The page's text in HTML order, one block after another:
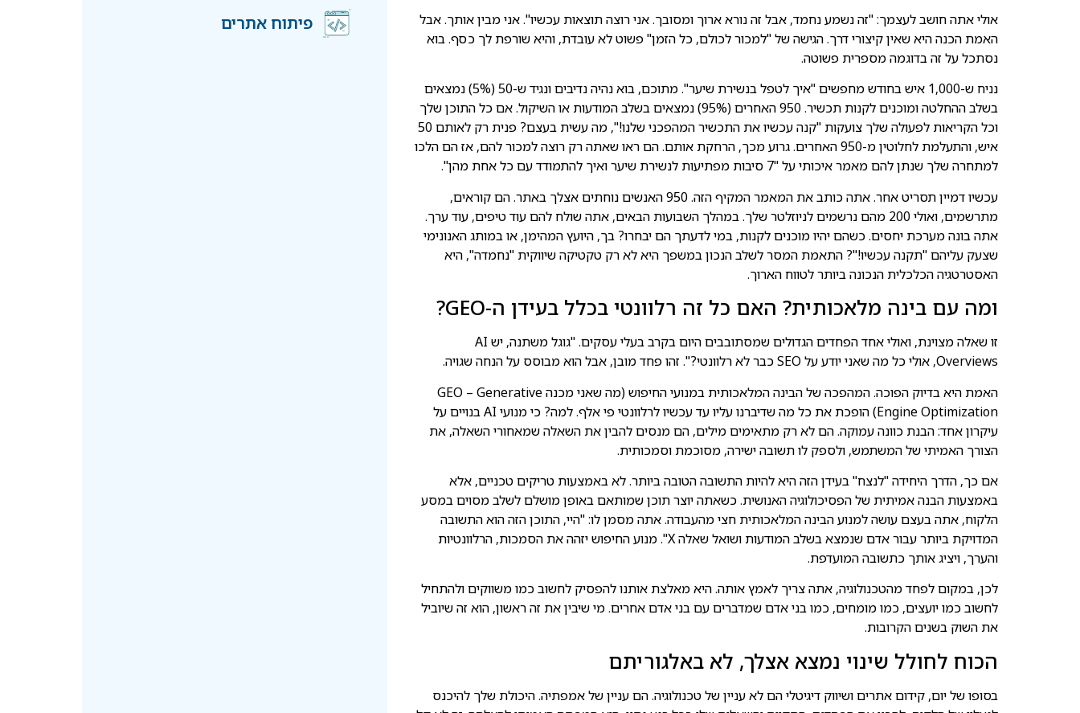
אולי אתה חושב לעצמך: "זה נשמע נחמד, אבל זה נורא ארוך ומסובך. אני רוצה תוצאות עכשיו". אני מבין אותך. אבל
האמת הכנה היא שאין קיצורי דרך. הגישה של "למכור לכולם, כל הזמן" פשוט לא עובדת, והיא שורפת לך כסף. בוא
נסתכל על זה בדוגמה מספרית פשוטה.
נניח ש-1,000 איש בחודש מחפשים "איך לטפל בנשירת שיער". מתוכם, בוא נהיה נדיבים ונגיד ש-50 (5%) נמצאים
בשלב ההחלטה ומוכנים לקנות תכשיר. 950 האחרים (95%) נמצאים בשלב המודעות או השיקול. אם כל התוכן שלך
וכל הקריאות לפעולה שלך צועקות "קנה עכשיו את התכשיר המהפכני שלנו!", מה עשית בעצם? פנית רק לאותם 50
איש, והתעלמת לחלוטין מ-950 האחרים. גרוע מכך, הרחקת אותם. הם ראו שאתה רק רוצה למכור להם, אז הם הלכו
למתחרה שלך שנתן להם מאמר איכותי על "7 סיבות מפתיעות לנשירת שיער ואיך להתמודד עם כל אחת מהן".
עכשיו דמיין תסריט אחר. אתה כותב את המאמר המקיף הזה. 950 האנשים נוחתים אצלך באתר. הם קוראים,
מתרשמים, ואולי 200 מהם נרשמים לניוזלטר שלך. במהלך השבועות הבאים, אתה שולח להם עוד טיפים, עוד ערך.
אתה בונה מערכת יחסים. כשהם יהיו מוכנים לקנות, במי לדעתך הם יבחרו? בך, היועץ המהימן, או במותג האנונימי
שצעק עליהם "תקנה עכשיו!"? התאמת המסר לשלב הנכון במשפך היא לא רק טקטיקה שיווקית "נחמדה", היא
האסטרטגיה הכלכלית הנכונה ביותר לטווח הארוך.
ומה עם בינה מלאכותית? האם כל זה רלוונטי בכלל בעידן ה-GEO?
זו שאלה מצוינת, ואולי אחד הפחדים הגדולים שמסתובבים היום בקרב בעלי עסקים. "גוגל משתנה, יש AI
Overviews, אולי כל מה שאני יודע על SEO כבר לא רלוונטי?". זהו פחד מובן, אבל הוא מבוסס על הנחה שגויה.
האמת היא בדיוק הפוכה. המהפכה של הבינה המלאכותית במנועי החיפוש (מה שאני מכנה GEO – Generative
Engine Optimization) הופכת את כל מה שדיברנו עליו עד עכשיו לרלוונטי פי אלף. למה? כי מנועי AI בנויים על
עיקרון אחד: הבנת כוונה עמוקה. הם לא רק מתאימים מילים, הם מנסים להבין את השאלה שמאחורי השאלה, את
הצורך האמיתי של המשתמש, ולספק לו תשובה ישירה, מסוכמת וסמכותית.
אם כך, הדרך היחידה "לנצח" בעידן הזה היא להיות התשובה הטובה ביותר. לא באמצעות טריקים טכניים, אלא
באמצעות הבנה אמיתית של הפסיכולוגיה האנושית. כשאתה יוצר תוכן שמותאם באופן מושלם לשלב מסוים במסע
הלקוח, אתה בעצם עושה למנוע הבינה המלאכותית חצי מהעבודה. אתה מסמן לו: "היי, התוכן הזה הוא התשובה
המדויקת ביותר עבור אדם שנמצא בשלב המודעות ושואל שאלה X". מנוע החיפוש יזהה את הסמכות, הרלוונטיות
והערך, ויציג אותך כתשובה המועדפת.
לכן, במקום לפחד מהטכנולוגיה, אתה צריך לאמץ אותה. היא מאלצת אותנו להפסיק לחשוב כמו משווקים ולהתחיל
לחשוב כמו יועצים, כמו מומחים, כמו בני אדם שמדברים עם בני אדם אחרים. מי שיבין את זה ראשון, הוא זה שיוביל
את השוק בשנים הקרובות.
הכוח לחולל שינוי נמצא אצלך, לא באלגוריתם
בסופו של יום, קידום אתרים ושיווק דיגיטלי הם לא עניין של טכנולוגיה. הם עניין של אמפתיה. היכולת שלך להיכנס
פיתוח אתרים